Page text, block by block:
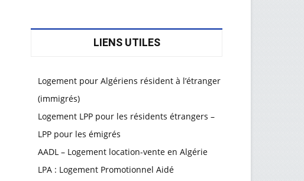
LIENS UTILES
Logement pour Algériens résident à l’étranger
(immigrés)
Logement LPP pour les résidents étrangers –
LPP pour les émigrés
AADL – Logement location-vente en Algérie
LPA : Logement Promotionnel Aidé